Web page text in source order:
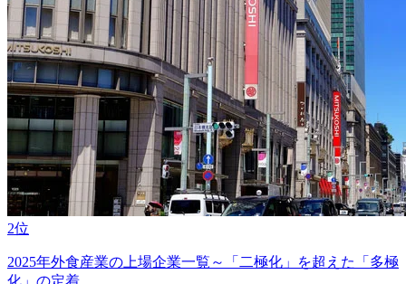
2位
2025年外食産業の上場企業一覧～「二極化」を超えた「多極
化」の定着